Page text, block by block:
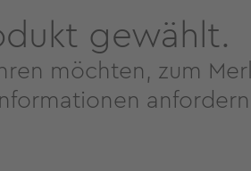
gewählt.
möchten, zum